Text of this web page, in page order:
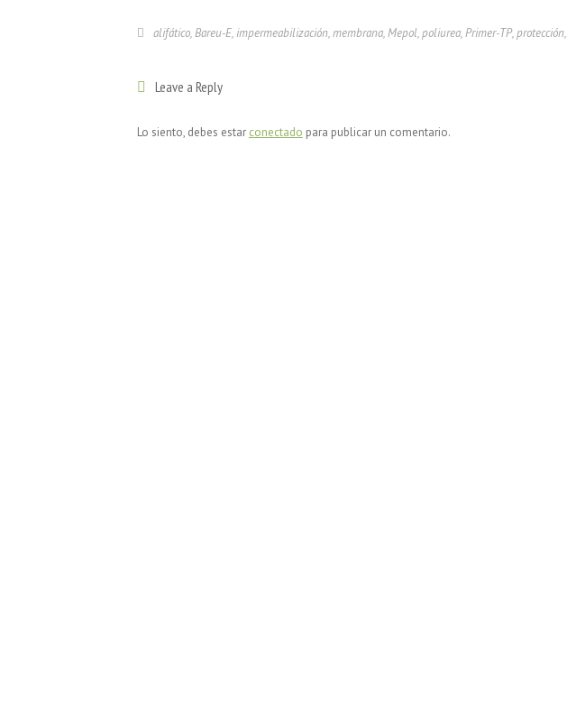
alifático,Bareu-E, impermeabilización,membrana,Mepol,poliurea,Primer-TP,protección,
Leave a Reply
Lo siento, debes estar conectado para publicar un comentario.